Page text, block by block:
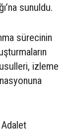
sunuldu.
sürecinin
izleme